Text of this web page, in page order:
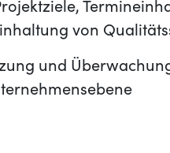
von
und